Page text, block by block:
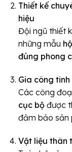
Thiết kế
hiệu
Đội ngũ thiết
những mẫu
đúng phong
Gia công
Các công
cục bộđược
đảm bảo sản
Vật liệu thân